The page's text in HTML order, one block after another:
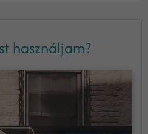
használjam?